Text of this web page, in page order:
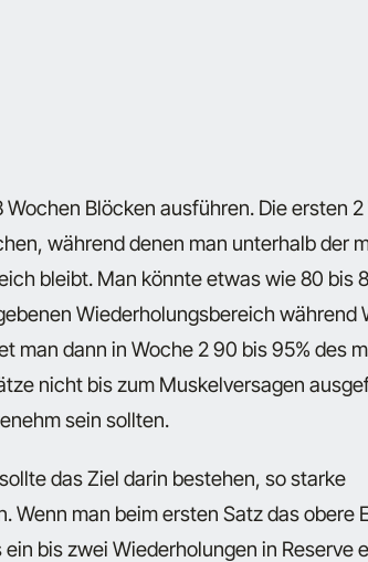
Blöcken ausführen. Die ersten
während denen man unterhalb der
bleibt. Man könnte etwas wie 80 bis
Wiederholungsbereich während
man dann in Woche 2 90 bis 95% des
nicht bis zum Muskelversagen
sein sollten.
das Ziel darin bestehen, so starke
Wenn man beim ersten Satz das obere
bis zwei Wiederholungen in Reserve